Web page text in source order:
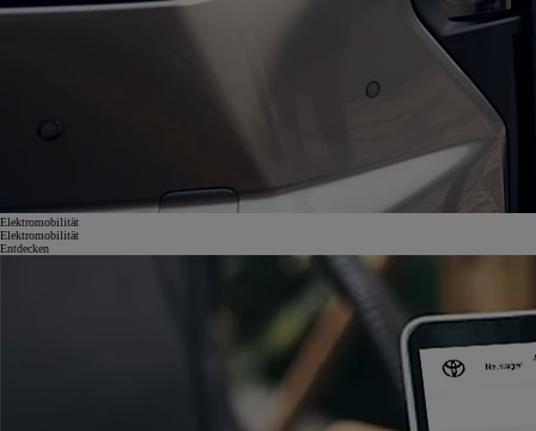
Elektromobilität
Elektromobilität
Entdecken